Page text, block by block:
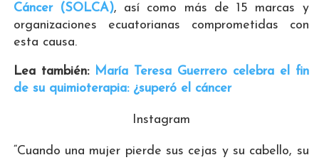
Cáncer (SOLCA), así como más de 15 marcas y
organizaciones ecuatorianas comprometidas con
esta causa.
Lea también:
María Teresa Guerrero celebra el fin
de su quimioterapia: ¿superó el cáncer
Instagram
“Cuando una mujer pierde sus cejas y su cabello, su